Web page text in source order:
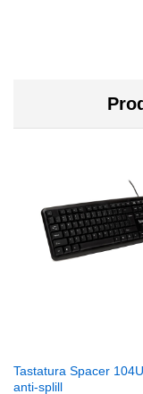
Tastatura Spacer
anti-splill